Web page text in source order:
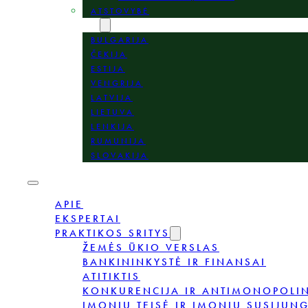
ATSTOVYBĖ
BULGARIJA
ČEKIJA
ESTIJA
VENGRIJA
LATVIJA
LIETUVA
LENKIJA
RUMUNIJA
SLOVAKIJA
APIE
EKSPERTAI
PRAKTIKOS SRITYS
ŽEMĖS ŪKIO VERSLAS
BANKININKYSTĖ IR FINANSAI
ATITIKTIS
KONKURENCIJA IR
ĮMONIŲ TEISĖ IR ĮMONIŲ